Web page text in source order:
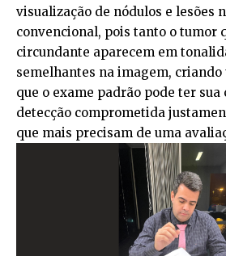
visualização de nódulos e lesões
convencional, pois tanto o tumor
circundante aparecem em
semelhantes na imagem, criando
que o exame padrão pode ter sua
detecção comprometida
que mais precisam de uma